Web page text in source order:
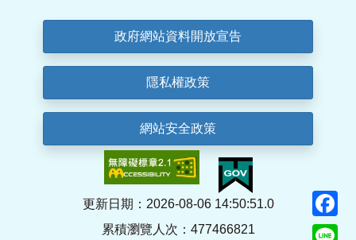
政府網站資料開放宣告
隱私權政策
網站安全政策
更新日期：2026-08-06 14:50:51.0
累積瀏覽人次：477466821